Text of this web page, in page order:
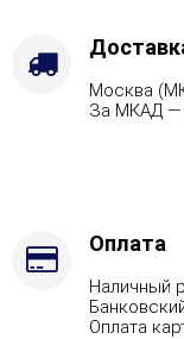
Хохлома
серый,
Москва
За МКАД —
Оплата
Наличный
Оплата